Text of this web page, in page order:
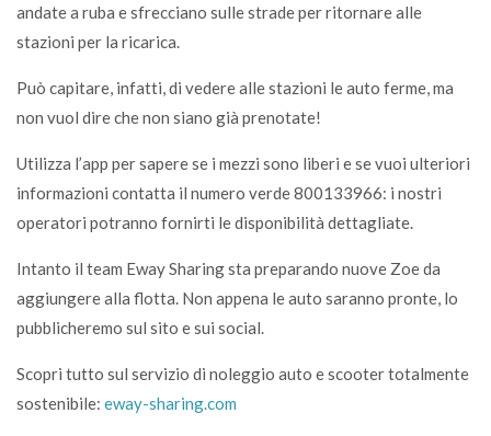
andate a ruba e sfrecciano sulle strade per ritornare alle
stazioni per la ricarica.
Può capitare, infatti, di vedere alle stazioni le auto ferme, ma
non vuol dire che non siano già prenotate!
Utilizza l’app per sapere se i mezzi sono liberi e se vuoi ulteriori
informazioni contatta il numero verde 800133966: i nostri
operatori potranno fornirti le disponibilità dettagliate.
Intanto il team Eway Sharing sta preparando nuove Zoe da
aggiungere alla flotta. Non appena le auto saranno pronte, lo
pubblicheremo sul sito e sui social.
Scopri tutto sul servizio di noleggio auto e scooter totalmente
sostenibile: eway-sharing.com